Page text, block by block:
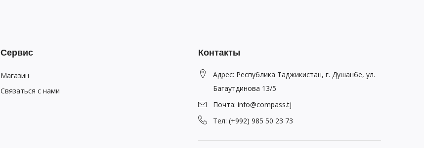
Сервис
Магазин
Связаться с нами
Контакты
Адрес: Республика Таджикистан, г. Душанбе, ул.
Багаутдинова 13/5
Почта: info@compass.tj
Тел: (+992) 985 50 23 73